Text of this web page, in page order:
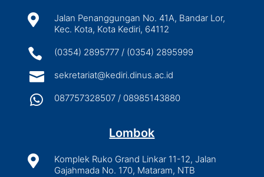

Jalan Penanggungan No. 41A, Bandar Lor,
Kec. Kota, Kota Kediri, 64112
 (0354) 2895777 / (0354) 2895999
 sekretariat@kediri.dinus.ac.id
 087757328507 / 08985143880
Lombok

Komplek Ruko Grand Linkar 11-12, Jalan
Gajahmada No. 170, Mataram, NTB